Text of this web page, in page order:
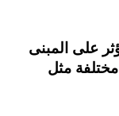
على المبنى
مثل